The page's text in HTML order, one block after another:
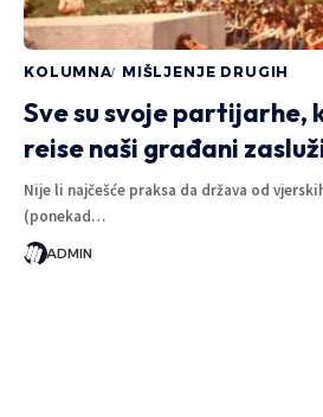
KOLUMNA MIŠLJENJE DRUGIH
Sve su svoje partijarhe,
reise naši građani
Nije li najčešće praksa da država od
(ponekad…
ADMIN